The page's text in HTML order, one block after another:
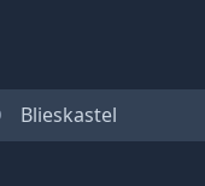
Blieskastel